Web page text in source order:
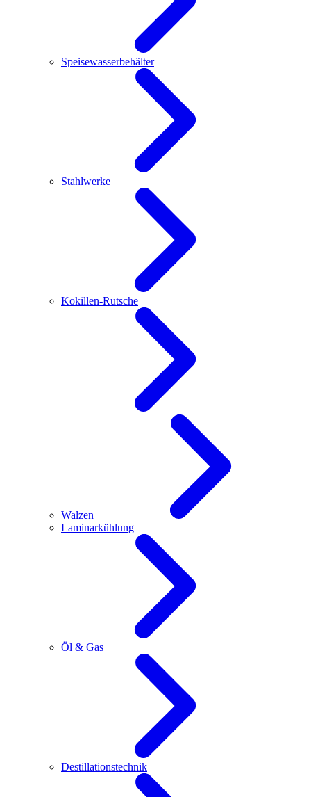
Speisewasserbehälter
Stahlwerke
Kokillen-Rutsche
Walzen
Laminarkühlung
Öl & Gas
Destillationstechnik